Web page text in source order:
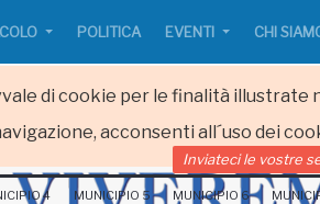
di cookie per le finalità illustrate
acconsenti all´uso dei
POLITICA EVENTI CHI
Inviateci le vostre
4 MUNICIPIO 5 MUNICIPIO 6